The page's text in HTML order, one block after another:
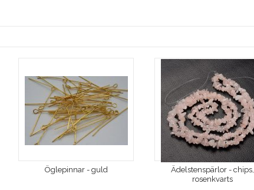
Öglepinnar - guld
Ädelstenspärlor - chips,
rosenkvarts